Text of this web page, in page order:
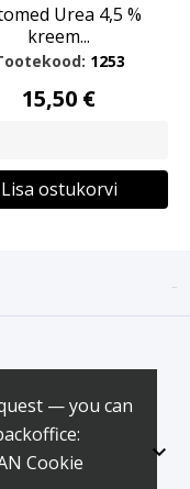
— you can
Cookie
Urea 4,5 %
kreem...
1253
15,50 €
Lisa ostukorvi

